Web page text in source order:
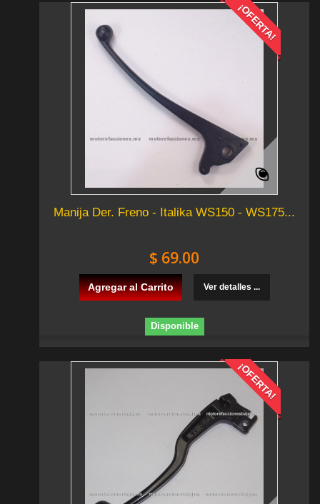
¡OFERTA!
Manija Der. Freno - Italika WS150 - WS175...
$ 69.00
Agregar al Carrito Ver detalles ...
Disponible
¡OFERTA!